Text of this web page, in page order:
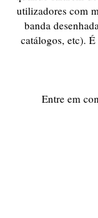
utilizadores com
banda
catálogos, etc).
Entre em